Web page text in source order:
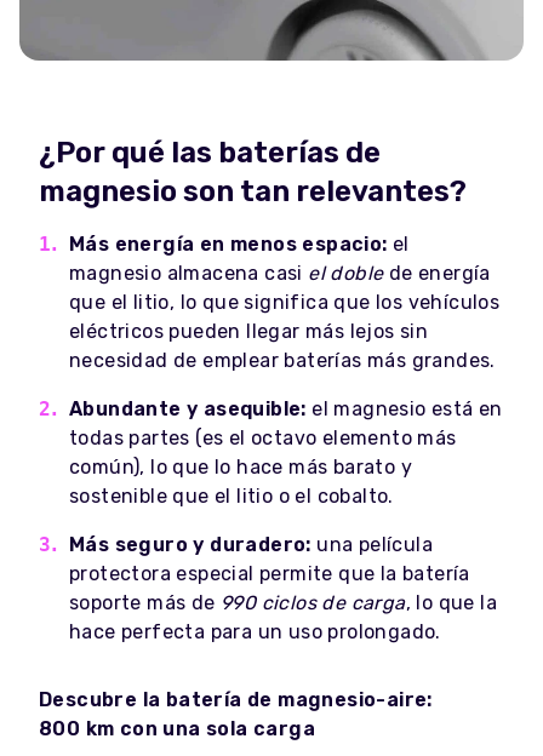
¿Por qué las baterías de
magnesio son tan relevantes?
Más energía en menos espacio: el
magnesio almacena casi el doblede energía
que el litio, lo que significa que los vehículos
eléctricos pueden llegar más lejos sin
necesidad de emplear baterías más grandes.
Abundante y asequible: el magnesio está en
todas partes (es el octavo elemento más
común), lo que lo hace más barato y
sostenible que el litio o el cobalto.
Más seguro y duradero: una película
protectora especial permite que la batería
soporte más de 990 ciclos de carga, lo que la
hace perfecta para un uso prolongado.
Descubre la batería de magnesio-aire:
800 km con una sola carga